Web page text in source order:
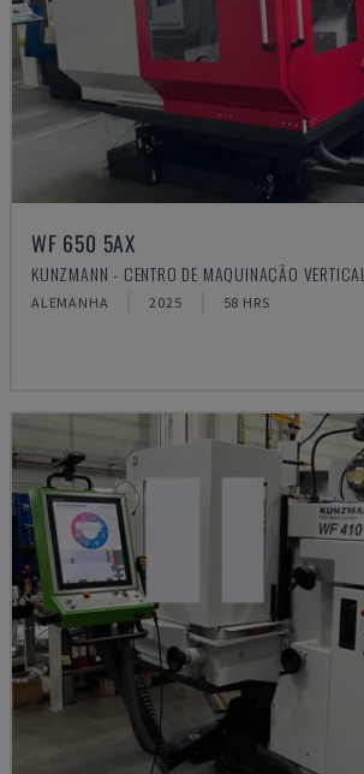
WF 650 5AX
KUNZMANN - CENTRO DE MAQUINAÇÃO VERTICAL
ALEMANHA 2025 58 HRS